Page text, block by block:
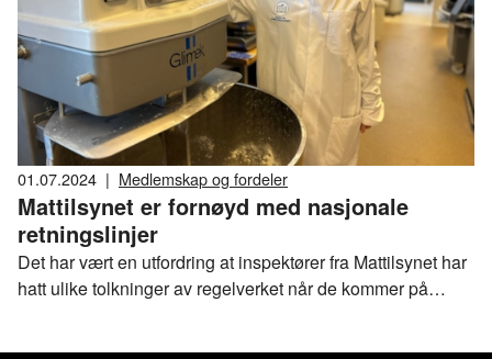
01.07.2024 | Medlemskap og fordeler
Mattilsynet er fornøyd med nasjonale
retningslinjer
Det har vært en utfordring at inspektører fra Mattilsynet har
hatt ulike tolkninger av regelverket når de kommer på